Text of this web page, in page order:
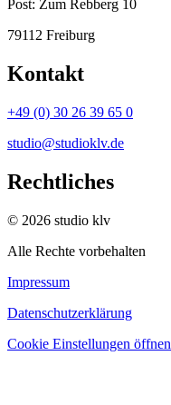
Post: Zum Rebberg 10
79112 Freiburg
Kontakt
+49 (0) 30 26 39 65 0
studio@studioklv.de
Rechtliches
© 2026 studio klv
Alle Rechte vorbehalten
Impressum
Datenschutzerklärung
Cookie Einstellungen öffnen